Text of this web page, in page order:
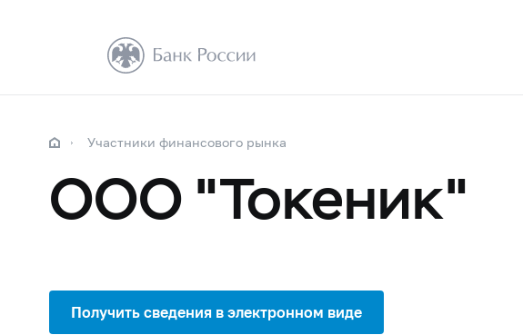
Участники финансового рынка
ООО "Токеник"